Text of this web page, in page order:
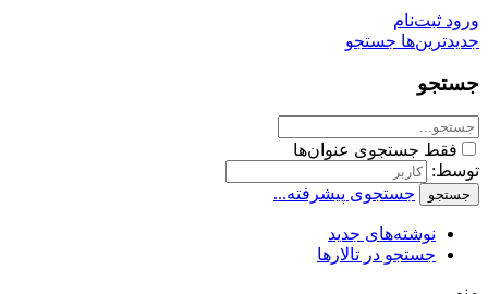
ورود ثبت‌نام
جدیدترین‌ها جستجو
جستجو
فقط جستجوی عنوان‌ها
توسط:
جستجو جستجوی پیشرفته...
نوشته‌های جدید
جستجو در تالارها